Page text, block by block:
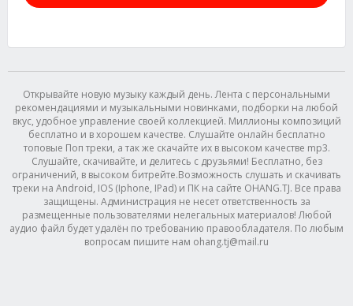
Открывайте новую музыку каждый день. Лента с персональными
рекомендациями и музыкальными новинками, подборки на любой
вкус, удобное управление своей коллекцией. Миллионы композиций
бесплатно и в хорошем качестве. Слушайте онлайн бесплатно
топовые Поп треки, а так же скачайте их в высоком качестве mp3.
Слушайте, скачивайте, и делитесь с друзьями! Бесплатно, без
ограничений, в высоком битрейте.Возможность слушать и скачивать
треки на Android, IOS (Iphone, IPad) и ПК на сайте OHANG.TJ. Все права
защищены. Администрация не несет ответственность за
размещенные пользователями нелегальных материалов! Любой
аудио файл будет удалён по требованию правообладателя. По любым
вопросам пишите нам ohang.tj@mail.ru